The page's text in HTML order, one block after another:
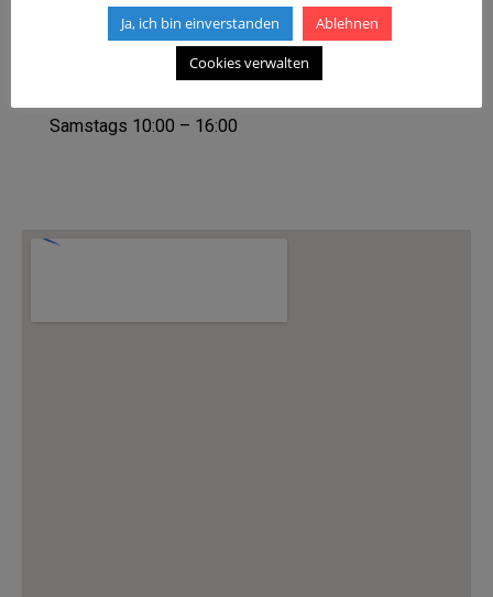
UNSERE ERREICHBARKEITEN
Samstags 10:00 – 16:00
Ja, ich bin einverstanden
Ablehnen
Cookies verwalten